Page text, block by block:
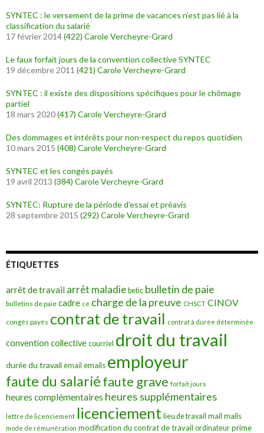
SYNTEC : le versement de la prime de vacances n’est pas lié à la
classification du salarié
17 février 2014(422) Carole Vercheyre-Grard
Le faux forfait jours de la convention collective SYNTEC
19 décembre 2011 (421) Carole Vercheyre-Grard
SYNTEC : il existe des dispositions spécifiques pour le chômage
partiel
18 mars 2020(417) Carole Vercheyre-Grard
Des dommages et intérêts pour non-respect du repos quotidien
10 mars 2015 (408) Carole Vercheyre-Grard
SYNTEC et les congés payés
19 avril 2013 (384) Carole Vercheyre-Grard
SYNTEC: Rupture de la période d’essai et préavis
28 septembre 2015 (292) Carole Vercheyre-Grard
ÉTIQUETTES
arrêt de travail arrêt maladie betic bulletin de paie
bulletins de paie cadre ce charge de la preuve CHSCT CINOV
congés payés contrat de travail contrat à durée déterminée
convention collective courriel droit du travail
durée du travail email emails employeur
faute du salariéfaute grave forfait jours
heures complémentaires heures supplémentaires
lettre de licenciement licenciement lieu de travail mail mails
mode de rémunération modification du contrat de travail ordinateur prime